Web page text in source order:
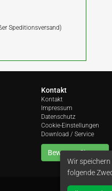
Speditionsversand)
Kontakt
Kontakt
Impressum
Datenschutz
Cookie-Einstellungen
Download / Service
Bewerten Sie uns
Wir
folgende